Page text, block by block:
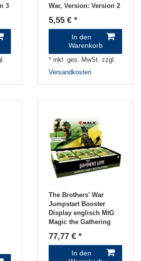
3
War, Version: Version 2
5,55 € *
In den
Warenkorb
*inkl. ges. MwSt. zzgl.
Versandkosten
The Brothers' War
Jumpstart Booster
Display englisch MtG
Magic the Gathering
77,77 € *
In den